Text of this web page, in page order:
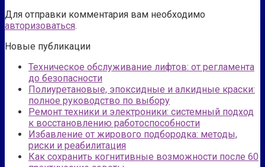
Для отправки комментария вам необходимо
авторизоваться.
Новые публикации
Техническое обслуживание лифтов: от регламента
до безопасности
Полиуретановые, эпоксидные и алкидные краски:
полное руководство по выбору
Ремонт техники и электроники: системный подход
к восстановлению работоспособности
Избавление от жирового подбородка: методы,
риски и реабилитация
Как сохранить когнитивные возможности после 60